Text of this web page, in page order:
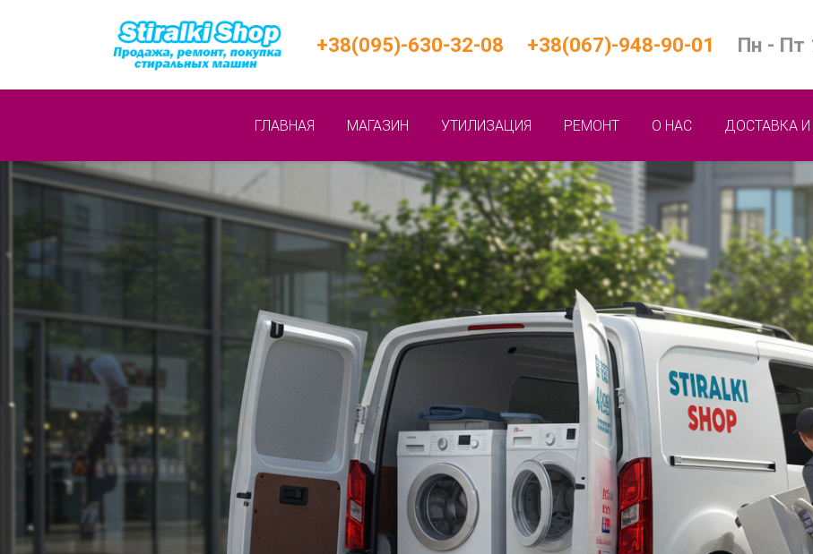
+38(095)-630-32-08 +38(067)-948-90-01 Пн - Пт
ГЛАВНАЯ МАГАЗИН УТИЛИЗАЦИЯ РЕМОНТ О НАС ДОСТАВКА И